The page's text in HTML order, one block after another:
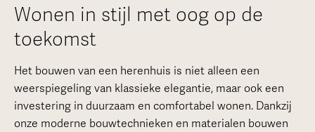
Wonen in stijl met oog op de
toekomst
Het bouwen van een herenhuis is niet alleen een
weerspiegeling van klassieke elegantie, maar ook een
investering in duurzaam en comfortabel wonen. Dankzij
onze moderne bouwtechnieken en materialen bouwen